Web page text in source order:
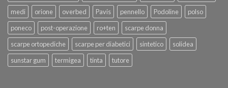
medi
orione overbed Pavis pennello Podoline
polso
poneco
post-operazione ro+ten
scarpe donna
scarpe ortopediche
scarpe per diabetici sintetico
solidea
sunstar gum
termigea tinta tutore